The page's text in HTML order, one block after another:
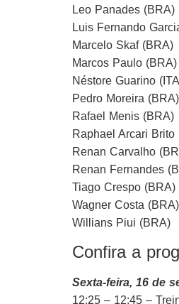
Leo Panades (BRA)
Luis Fernando
Marcelo Skaf (BRA)
Marcos Paulo (BRA)
Néstore Guarino
Pedro Moreira (BRA)
Rafael Menis (BRA)
Raphael Arcari Brito
Renan Carvalho
Renan Fernandes
Tiago Crespo (BRA)
Wagner Costa (BRA)
Willians Piui (BRA)
Confira a
Sexta-feira, 16 de
12:25 – 12:45 –